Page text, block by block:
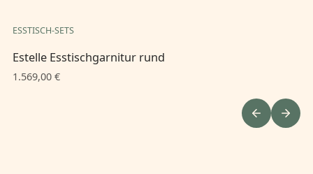
ESSTISCH-SETS
Estelle Esstischgarnitur rund
1.569,00 €